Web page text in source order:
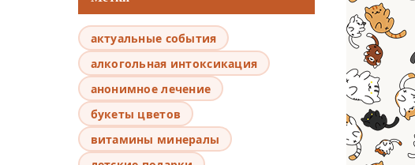
актуальные события
алкогольная интоксикация
анонимное лечение
букеты цветов
витамины минералы